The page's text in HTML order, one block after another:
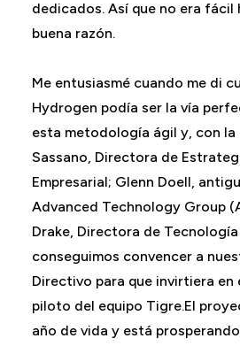
dedicados. Así que no era fácil
buena razón.
Me entusiasmé cuando me di
Hydrogen podía ser la vía
esta metodología ágil y, con la
Sassano, Directora de
Empresarial; Glenn Doell,
Advanced Technology Group
Drake, Directora de
conseguimos convencer a
Directivo para que invirtiera
piloto del equipo Tigre.El
año de vida y está